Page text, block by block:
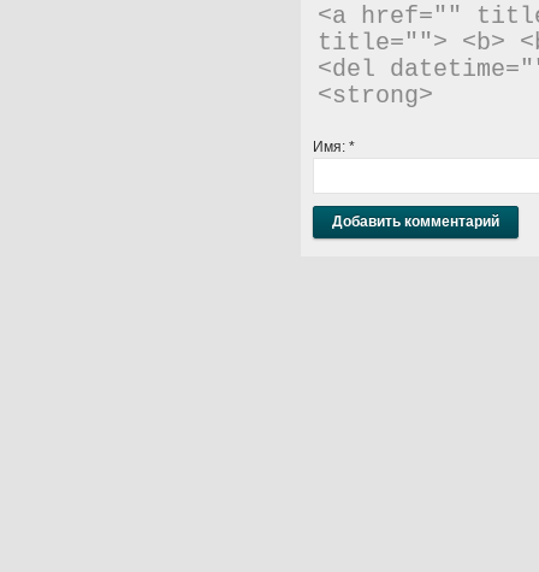
<a href=""
title=""> <b>
<del
<strong>
Имя: *